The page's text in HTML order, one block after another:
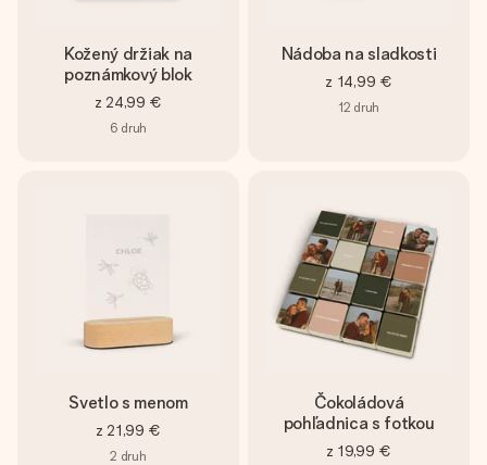
Kožený držiak na
poznámkový blok
z 24,99 €
6 druh
Nádoba na sladkosti
z 14,99 €
12 druh
Svetlo s menom
z 21,99 €
2 druh
Čokoládová
pohľadnica s fotkou
z 19,99 €